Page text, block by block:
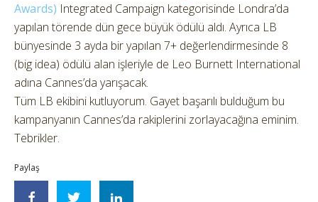
Awards) Integrated Campaign kategorisinde Londra’da
yapılan törende dün gece büyük ödülü aldı. Ayrıca LB
bünyesinde 3 ayda bir yapılan 7+ değerlendirmesinde 8
(big idea) ödülü alan işleriyle de Leo Burnett International
adına Cannes’da yarışacak.
Tüm LB ekibini kutluyorum. Gayet başarılı bulduğum bu
kampanyanın Cannes’da rakiplerini zorlayacağına eminim.
Tebrikler.
Paylaş